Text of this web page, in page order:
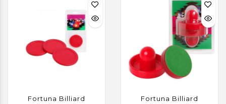
Fortuna Billiard
Fortuna Billiard